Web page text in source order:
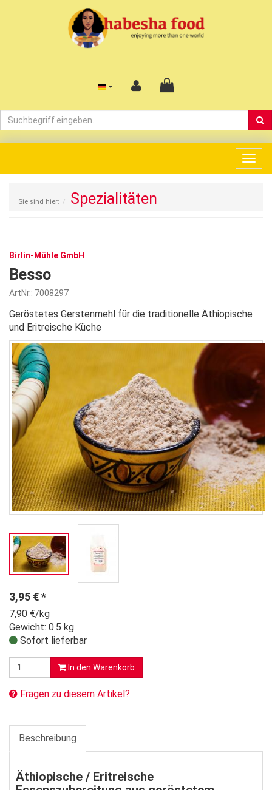
Sie sind hier: Spezialitäten
Birlin-Mühle GmbH
Besso
ArtNr.: 7008297
Geröstetes Gerstenmehl für die traditionelle Äthiopische
und Eritreische Küche
3,95 €*
7,90 €/kg
Gewicht: 0.5 kg
Sofort lieferbar
In den Warenkorb
Fragen zu diesem Artikel?
Beschreibung
Äthiopische / Eritreische